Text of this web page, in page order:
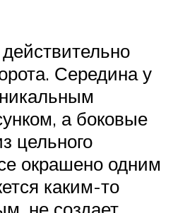
Середина у
а боковые
цельного
окрашено одним
каким-то